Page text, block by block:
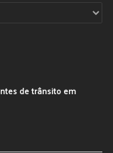
de trânsito em